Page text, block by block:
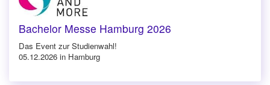
Bachelor Messe Hamburg 2026
Das Event zur Studienwahl!
05.12.2026 in Hamburg